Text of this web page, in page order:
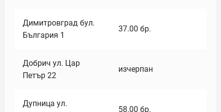
Димитровград бул.
България 1
37.00 бр.
Добрич ул. Цар
Петър 22
изчерпан
Дупница ул.
58.00 бр.